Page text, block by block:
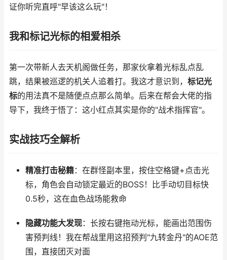
证你听完直呼"早该这么玩"！
我和标记光标的相爱相杀
第一次带新人去天机阁做任务，那家伙拿着光标乱点乱
跳，结果被巡逻的机关人追着打。我这才意识到， 标记光
标的用法真不是随便点点那么简单。后来在帮会大佬的指
导下，我终于悟了：这小红点其实是你的"战术指挥官"。
实战技巧全解析
精准打击秘籍：在群怪副本里，按住空格键+点击光
标，角色会自动锁定最近的BOSS！比手动切目标快
0.5秒，这在血色战场能救命
隐藏功能大发现：长按右键拖动光标，能画出范围伤
害预判线！我在帮战里用这招预判"九转金丹"的AOE范
围，直接团灭对面